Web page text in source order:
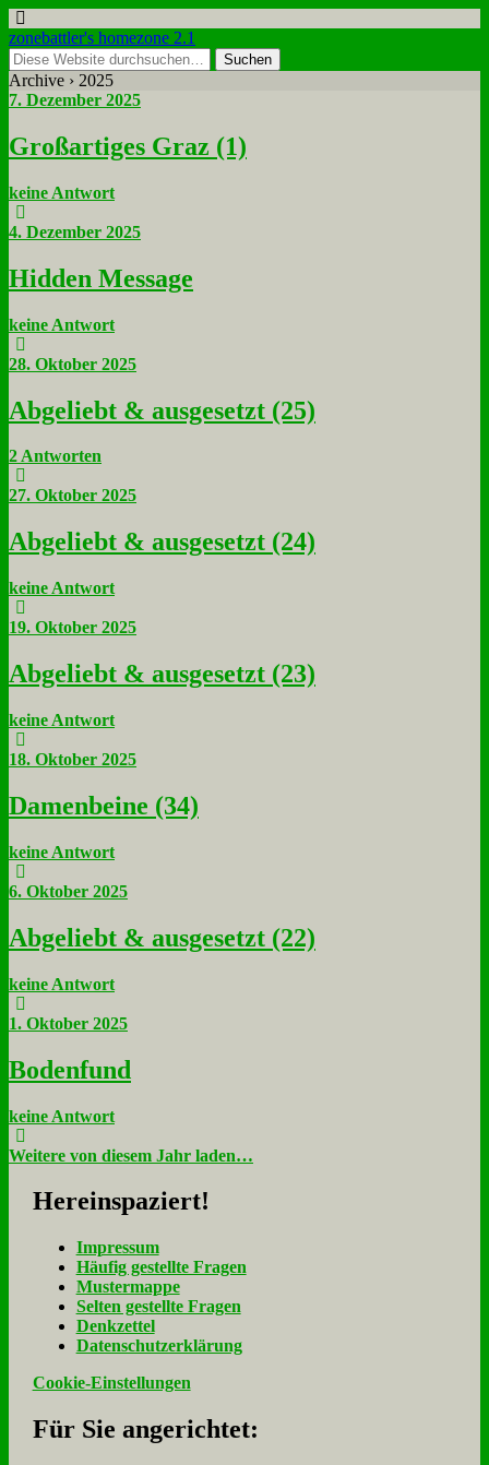
zonebattler's homezone 2.1
Archive › 2025
7. Dezember 2025
Groß­ar­ti­ges Graz (1)
keine Antwort
4. Dezember 2025
Hid­den Mes­sa­ge
keine Antwort
28. Oktober 2025
Ab­ge­liebt & aus­ge­setzt (25)
2 Antworten
27. Oktober 2025
Ab­ge­liebt & aus­ge­setzt (24)
keine Antwort
19. Oktober 2025
Ab­ge­liebt & aus­ge­setzt (23)
keine Antwort
18. Oktober 2025
Da­men­bei­ne (34)
keine Antwort
6. Oktober 2025
Ab­ge­liebt & aus­ge­setzt (22)
keine Antwort
1. Oktober 2025
Bo­den­fund
keine Antwort
Weitere von diesem Jahr laden…
Her­ein­spa­ziert!
Im­pres­sum
Häu­fig ge­stell­te Fra­gen
Mu­ster­map­pe
Sel­ten ge­stell­te Fra­gen
Denk­zet­tel
Da­ten­schutz­er­klä­rung
Cookie-Einstellungen
Für Sie an­ge­rich­tet: